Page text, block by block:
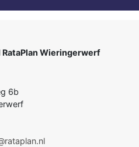
Wieringerwerf
6b